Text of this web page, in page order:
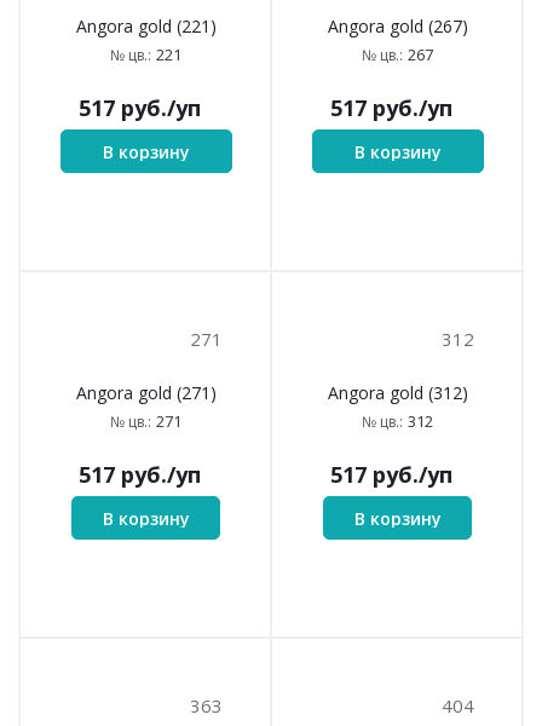
Angora gold (221)
№ цв.: 221
517 руб./уп
В корзину
Angora gold (267)
№ цв.: 267
517 руб./уп
В корзину
271 312